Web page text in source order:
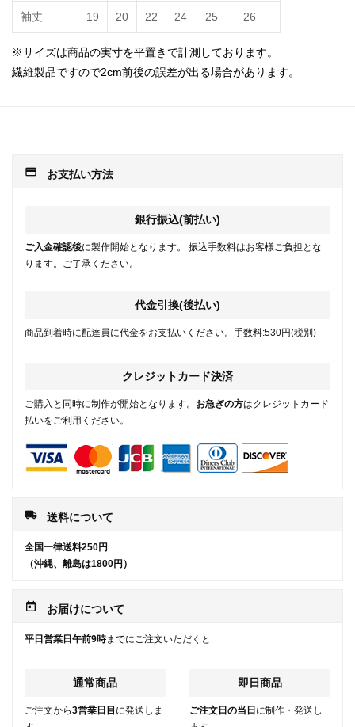
袖丈 19 20 22 24 25 26
※サイズは商品の実寸を平置きで計測しております。
繊維製品ですので2cm前後の誤差が出る場合があります。
payment お支払い方法
銀行振込(前払い)
ご入金確認後に製作開始となります。 振込手数料はお客様ご負担とな
ります。ご了承ください。
代金引換(後払い)
商品到着時に配達員に代金をお支払いください。手数料:530円(税別)
クレジットカード決済
ご購入と同時に制作が開始となります。 お急ぎの方はクレジットカード
払いをご利用ください。
local_shipping 送料について
全国一律送料250円
（沖縄、離島は1800円）
today お届けについて
平日営業日午前9時までにご注文いただくと
通常商品
ご注文から3営業日目 に発送しま
即日商品
ご注文日の当日 に制作・発送し